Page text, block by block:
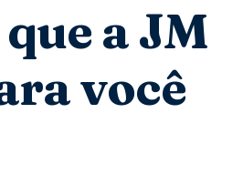
a JM
você